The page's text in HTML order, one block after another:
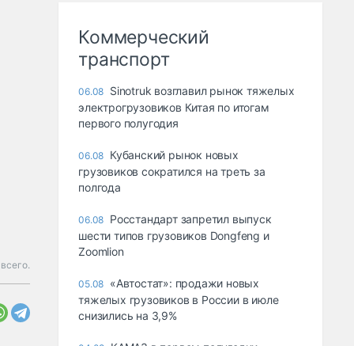
Коммерческий
транспорт
06.08 Sinotruk возглавил рынок тяжелых
электрогрузовиков Китая по итогам
первого полугодия
06.08 Кубанский рынок новых
грузовиков сократился на треть за
полгода
06.08 Росстандарт запретил выпуск
шести типов грузовиков Dongfeng и
Zoomlion
05.08 «Автостат»: продажи новых
тяжелых грузовиков в России в июле
снизились на 3,9%